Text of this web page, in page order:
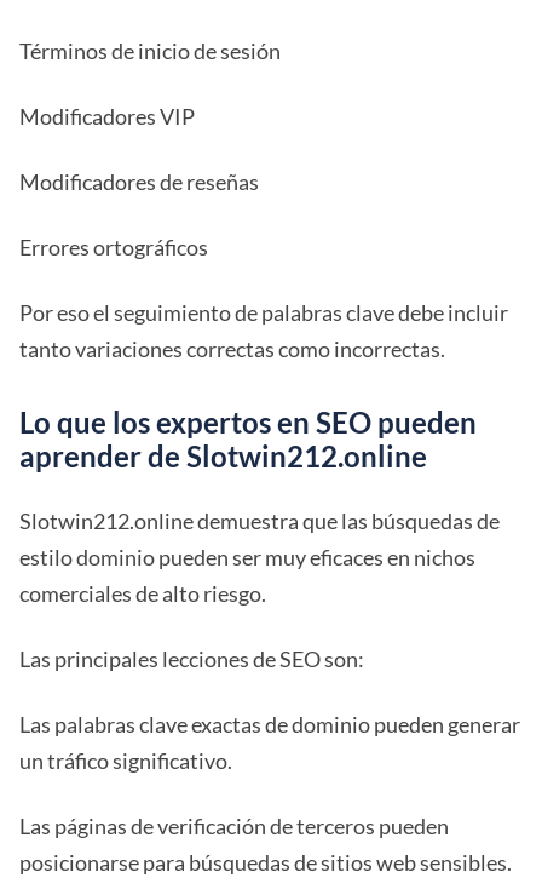
Términos de inicio de sesión
Modificadores VIP
Modificadores de reseñas
Errores ortográficos
Por eso el seguimiento de palabras clave debe incluir
tanto variaciones correctas como incorrectas.
Lo que los expertos en SEO pueden
aprender de Slotwin212.online
Slotwin212.online demuestra que las búsquedas de
estilo dominio pueden ser muy eficaces en nichos
comerciales de alto riesgo.
Las principales lecciones de SEO son:
Las palabras clave exactas de dominio pueden generar
un tráfico significativo.
Las páginas de verificación de terceros pueden
posicionarse para búsquedas de sitios web sensibles.